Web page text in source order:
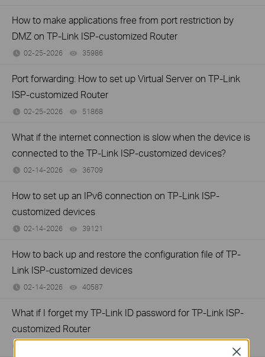
How to make applications free from port restriction by
DMZ on TP-Link ISP-customized Router
02-25-2026 35986
Port forwarding: How to set up Virtual Server on TP-Link
ISP-customized Router
02-25-2026 51868
What if the internet connection is slow when the device is
connected to the TP-Link ISP-customized devices?
02-14-2026 36709
How to set up an IPv6 connection on TP-Link ISP-
customized devices
02-14-2026 39121
How to back up and restore the configuration file of TP-
Link ISP-customized devices
02-14-2026 40587
What if I forget my TP-Link ID password for TP-Link ISP-
customized Router
Close